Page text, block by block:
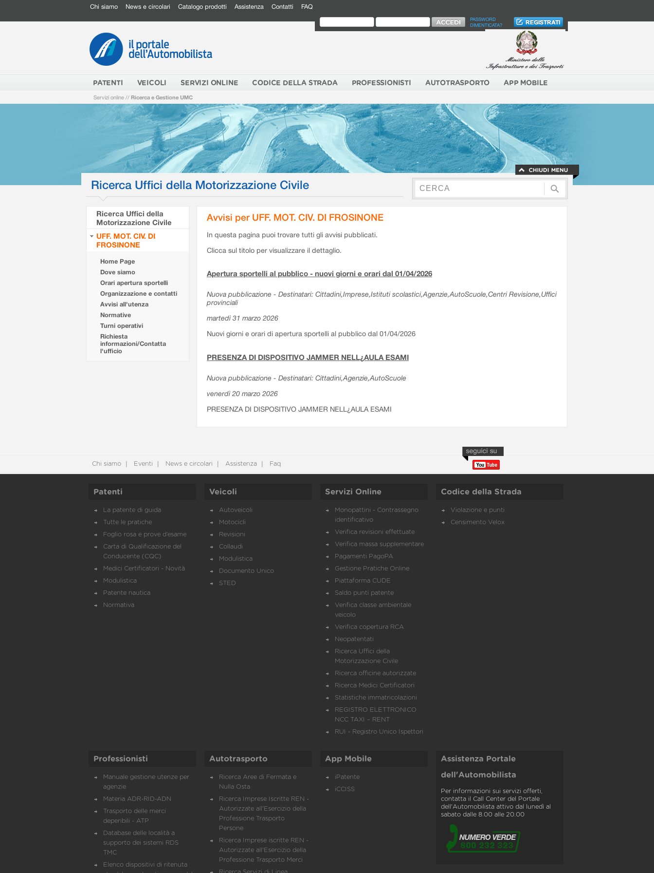
Chi siamo News e circolari Catalogo prodotti Assistenza Contatti FAQ
PASSWORD
DIMENTICATA?
PATENTI VEICOLI SERVIZI ONLINE CODICE DELLA STRADA PROFESSIONISTI AUTOTRASPORTO APP MOBILE
Servizi online // Ricerca e Gestione UMC
Ricerca Uffici della Motorizzazione Civile
Ricerca Uffici della
Motorizzazione Civile
UFF. MOT. CIV. DI
FROSINONE
Home Page
Dove siamo
Orari apertura sportelli
Organizzazione e contatti
Avvisi all'utenza
Normative
Turni operativi
Richiesta
informazioni/Contatta
l'ufficio
Avvisi per UFF. MOT. CIV. DI FROSINONE
In questa pagina puoi trovare tutti gli avvisi pubblicati.
Clicca sul titolo per visualizzare il dettaglio.
Apertura sportelli al pubblico - nuovi giorni e orari dal 01/04/2026
Nuova pubblicazione - Destinatari: Cittadini,Imprese,Istituti scolastici,Agenzie,AutoScuole,Centri Revisione,Uffici
provinciali
martedì 31 marzo 2026
Nuovi giorni e orari di apertura sportelli al pubblico dal 01/04/2026
PRESENZA DI DISPOSITIVO JAMMER NELL¿AULA ESAMI
Nuova pubblicazione - Destinatari: Cittadini,Agenzie,AutoScuole
venerdì 20 marzo 2026
PRESENZA DI DISPOSITIVO JAMMER NELL¿AULA ESAMI
Chi siamo Eventi News e circolari Assistenza Faq
Patenti
La patente di guida
Tutte le pratiche
Foglio rosa e prove d’esame
Carta di Qualificazione del
Conducente (CQC)
Medici Certificatori - Novità
Modulistica
Patente nautica
Normativa
Veicoli
Autoveicoli
Motocicli
Revisioni
Collaudi
Modulistica
Documento Unico
STED
Servizi Online
Monopattini - Contrassegno
identificativo
Verifica revisioni effettuate
Verifica massa supplementare
Pagamenti PagoPA
Gestione Pratiche Online
Piattaforma CUDE
Saldo punti patente
Verifica classe ambientale
veicolo
Verifica copertura RCA
Neopatentati
Ricerca Uffici della
Motorizzazione Civile
Ricerca officine autorizzate
Ricerca Medici Certificatori
Statistiche immatricolazioni
REGISTRO ELETTRONICO
NCC TAXI – RENT
RUI - Registro Unico Ispettori
Codice della Strada
Violazione e punti
Censimento Velox
Professionisti
Manuale gestione utenze per
agenzie
Materia ADR-RID-ADN
Trasporto delle merci
deperibili - ATP
Database delle località a
supporto dei sistemi RDS
TMC
Elenco dispositivi di ritenuta
Autotrasporto
Ricerca Aree di Fermata e
Nulla Osta
Ricerca Imprese Iscritte REN -
Autorizzate all'Esercizio della
Professione Trasporto
Persone
Ricerca Imprese iscritte REN -
Autorizzate all'Esercizio della
Professione Trasporto Merci
App Mobile
iPatente
iCCISS
Assistenza Portale
dell'Automobilista
Per informazioni sui servizi offerti,
contatta il Call Center del Portale
dell'Automobilista attivo dal lunedì al
sabato dalle 8.00 alle 20.00